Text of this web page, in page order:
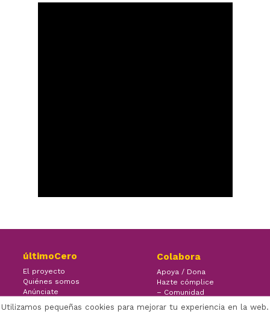
últimoCero
El proyecto
Quiénes somos
Anúnciate
Colabora
Apoya / Dona
Hazte cómplice
– Comunidad
– Ayuda
Utilizamos pequeñas cookies para mejorar tu experiencia en la web.